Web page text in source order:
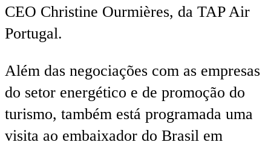
CEO Christine Ourmières, da TAP Air
Portugal.
Além das negociações com as empresas
do setor energético e de promoção do
turismo, também está programada uma
visita ao embaixador do Brasil em